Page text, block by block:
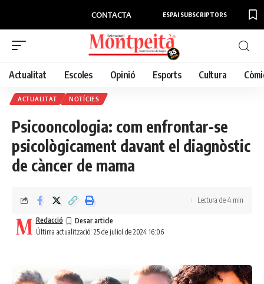
CONTACTA ESPAI SUBSCRIPTORS
Actualitat Escoles Opinió Esports Cultura
ACTUALITAT NOTÍCIES
Psicooncologia: com enfrontar-se
psicològicament davant el diagnòstic
de càncer de mama
Última actualització: 25 de juliol de 2024 16:06
Redacció
Lectura de 4 min